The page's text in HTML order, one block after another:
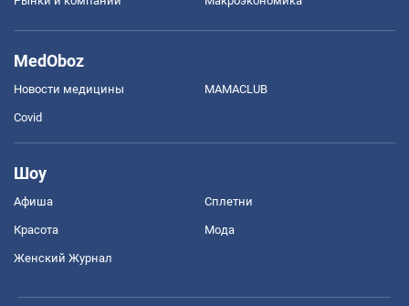
MedOboz
Новости медицины MAMACLUB
Covid
Шоу
Афиша Сплетни
Красота Мода
Женский Журнал